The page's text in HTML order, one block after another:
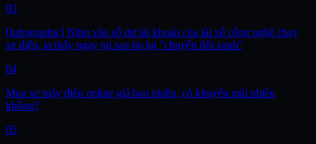
03
[Infographic] Nhìn vào số dư tài khoản của tài xế công nghệ chạy
xe điện, ta thấy ngay tại sao họ lại "chuyển đổi xanh"
04
Mua xe máy điện online giá bao nhiêu, có khuyến mãi nhiều
không?
05